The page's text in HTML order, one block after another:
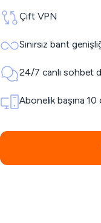
Çift VPN
Sınırsız bant
24/7 canlı sohbet
Abonelik başına 10